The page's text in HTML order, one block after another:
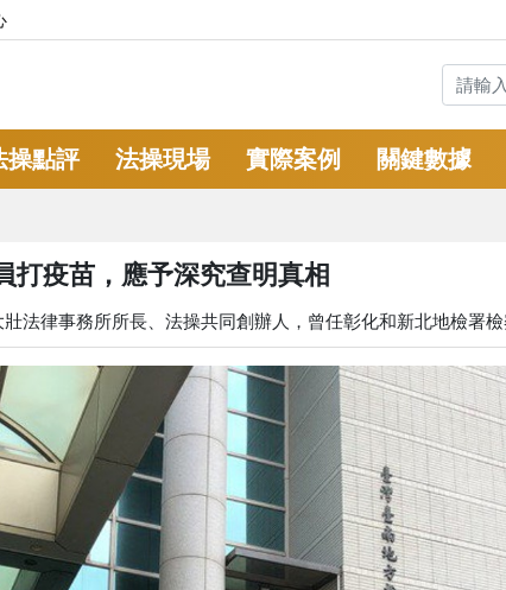
操點評 法操現場 實際案例 關鍵數據
打疫苗，應予深究查明真相
法律事務所所長、法操共同創辦人，曾任彰化和新北地檢署檢